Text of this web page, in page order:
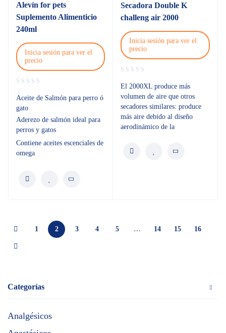
Categorías
Analgésicos
Alevín for pets
Suplemento Alimenticio
240ml
Inicia sesión para ver el
precio
Aceite de Salmón para perro ó
gato
Aderezo de salmón ideal para
perros y gatos
Contiene aceites escenciales de
omega
Secadora Double K
challeng air 2000
Inicia sesión para ver el
precio
El 2000XL produce más
volumen de aire que otros
secadores similares: produce
más aire debido al diseño
aerodinámico de la
1 2 3 4 5 … 14 15 16